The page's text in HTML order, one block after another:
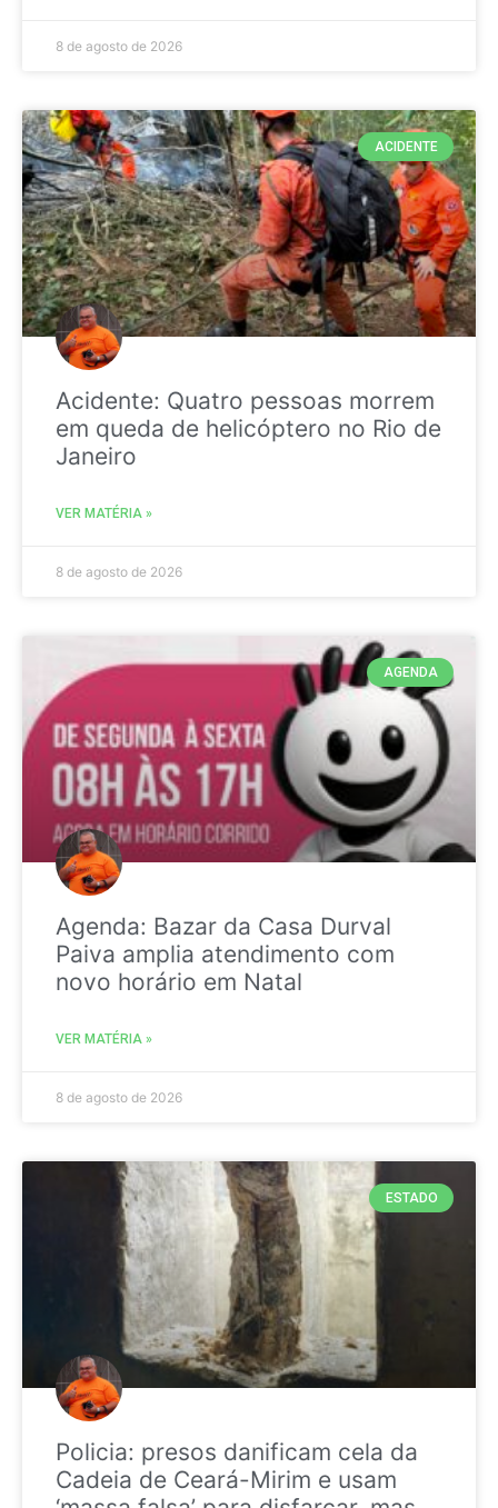
8 de agosto de 2026
ACIDENTE
Acidente: Quatro pessoas morrem
em queda de helicóptero no Rio de
Janeiro
VER MATÉRIA »
8 de agosto de 2026
AGENDA
Agenda: Bazar da Casa Durval
Paiva amplia atendimento com
novo horário em Natal
VER MATÉRIA »
8 de agosto de 2026
ESTADO
Policia: presos danificam cela da
Cadeia de Ceará-Mirim e usam